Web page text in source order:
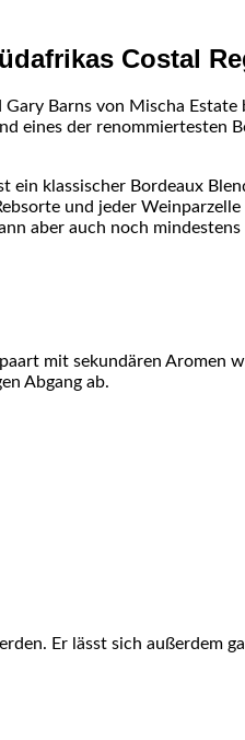
Costal
Barns von Mischa
eines der
klassischer Bordeaux
und jeder
aber auch noch
mit sekundären Aromen
Abgang ab.
Er lässt sich